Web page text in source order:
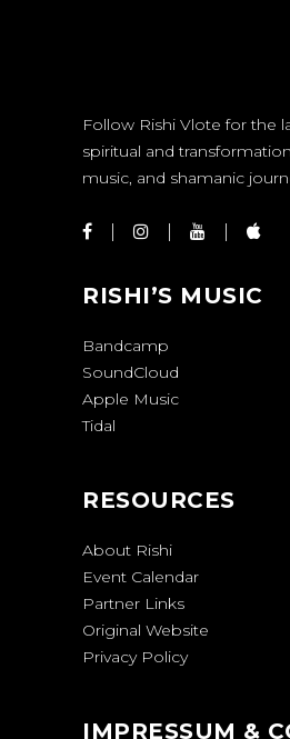
Follow Rishi Vlote for the
spiritual and
music, and shamanic
RISHI’S MUSIC
Bandcamp
SoundCloud
Apple Music
Tidal
RESOURCES
About Rishi
Event Calendar
Partner Links
Original Website
Privacy Policy
IMPRESSUM &